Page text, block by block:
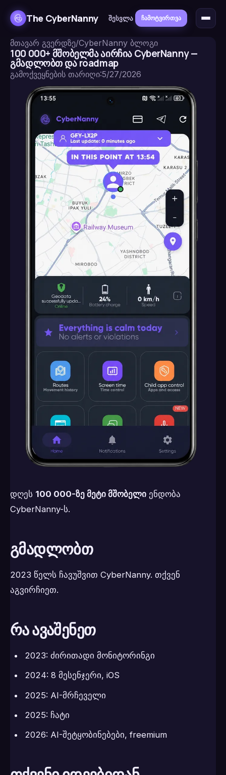
The CyberNanny შესვლა ჩამოტვირთვა
მთავარ გვერდზე/CyberNanny ბლოგი
100 000+ მშობელმა აირჩია CyberNanny —
გმადლობთ და roadmap
გამოქვეყნების თარიღი:5/27/2026
დღეს 100 000-ზე მეტი მშობელი ენდობა
CyberNanny-ს.
გმადლობთ
2023 წელს ჩავუშვით CyberNanny. თქვენ
აგვირჩიეთ.
რა ავაშენეთ
2023: ძირითადი მონიტორინგი
2024: 8 მესენჯერი, iOS
2025: AI-მრჩეველი
2025: ჩატი
2026: AI-შეტყობინებები, freemium